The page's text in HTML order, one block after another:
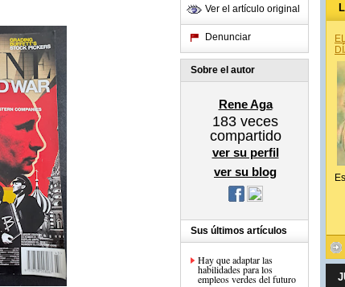
Ver el artículo original
Denunciar
Sobre el autor
Rene Aga
183 veces
compartido
ver su perfil
ver su blog
Sus últimos artículos
Hay que adaptar las
habilidades para los
empleos verdes del futuro